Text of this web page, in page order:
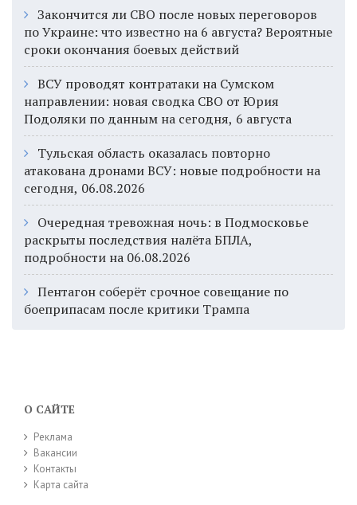
Закончится ли СВО после новых переговоров
по Украине: что известно на 6 августа? Вероятные
сроки окончания боевых действий
ВСУ проводят контратаки на Сумском
направлении: новая сводка СВО от Юрия
Подоляки по данным на сегодня, 6 августа
Тульская область оказалась повторно
атакована дронами ВСУ: новые подробности на
сегодня, 06.08.2026
Очередная тревожная ночь: в Подмосковье
раскрыты последствия налёта БПЛА,
подробности на 06.08.2026
Пентагон соберёт срочное совещание по
боеприпасам после критики Трампа
О САЙТЕ
Реклама
Вакансии
Контакты
Карта сайта